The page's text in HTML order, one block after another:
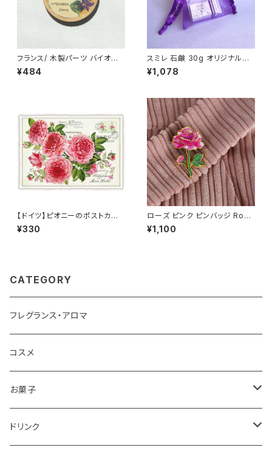
フランス/ 木製パーツ バイオレッ
ト(スミレ) アンティークラベル ラ
ウンド2.5cm 輸入 ウッドパーツ
¥484
スミレ 石鹸 30g オリジナル巾
着入り La Maison de la Viol
ette フランス/トゥールーズ ＜
¥1,078
【ドイツ】ピオニーのポストカー
ド ラメ＆ダイカット加工 ■輸入
ポストカード■ pink peony
¥330
ローズ ピンク ピンバッジ Rose
バラ
¥1,100
CATEGORY
フレグランス・アロマ
コスメ
お菓子
チョコレート
ドリンク